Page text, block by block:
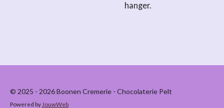
hanger.
© 2025 - 2026 Boonen Cremerie - Chocolaterie Pelt
Powered by JouwWeb